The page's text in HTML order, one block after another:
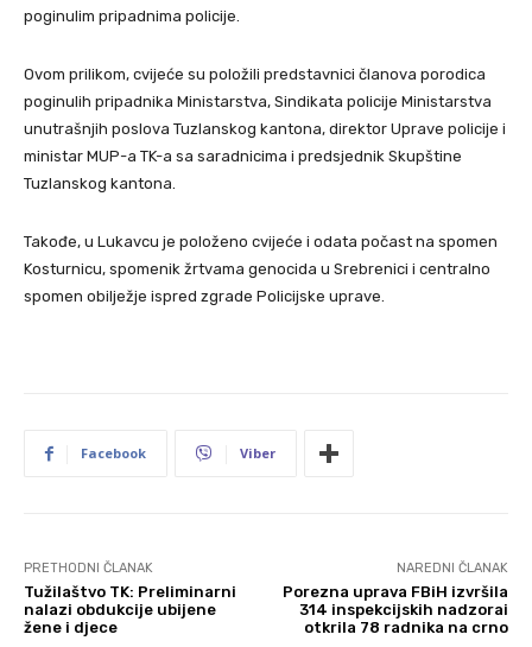
poginulim pripadnima policije.
Ovom prilikom, cvijeće su položili predstavnici članova porodica
poginulih pripadnika Ministarstva, Sindikata policije Ministarstva
unutrašnjih poslova Tuzlanskog kantona, direktor Uprave policije i
ministar MUP-a TK-a sa saradnicima i predsjednik Skupštine
Tuzlanskog kantona.
Takođe, u Lukavcu je položeno cvijeće i odata počast na spomen
Kosturnicu, spomenik žrtvama genocida u Srebrenici i centralno
spomen obilježje ispred zgrade Policijske uprave.
Facebook Viber
PRETHODNI ČLANAK
Tužilaštvo TK: Preliminarni
nalazi obdukcije ubijene
žene i djece
NAREDNI ČLANAK
Porezna uprava FBiH izvršila
314 inspekcijskih nadzorai
otkrila 78 radnika na crno